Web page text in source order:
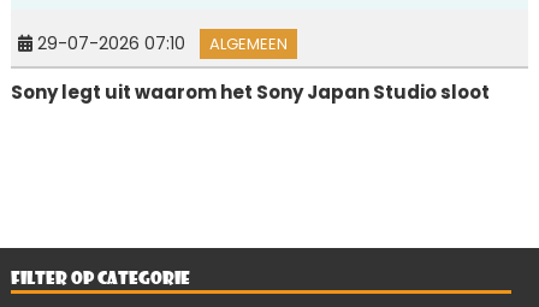
29-07-2026 07:10 ALGEMEEN
Sony legt uit waarom het Sony Japan Studio sloot
FILTER OP CATEGORIE